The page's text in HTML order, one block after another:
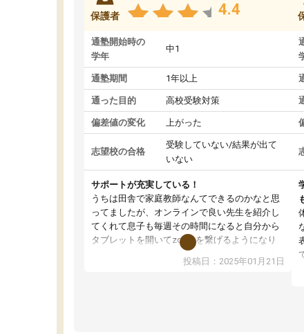
保護者 4.4
通塾開始時の
学年
中1
通塾期間 1年以上
通った目的 高校受験対策
偏差値の変化 上がった
志望校の合格
受験していない/結果が出て
いない
サポートが充実している！
うちは田舎で家庭教師なんてできるのかなと思
ってましたが、オンラインで良い先生を紹介し
てくれて息子も毎週その時間になると自分から
タブレットを開いてzoomを繋げるようになり
ました！5科目なんでもOKなのもとても気に入
投稿日：2025年01月21日